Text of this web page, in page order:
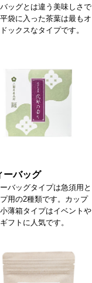
ッグとは違う美味しさで
袋に入った茶葉は最もオ
ックスなタイプです。
ーバッグ
バッグタイプは急須用と
用の2種類です。カップ
薄箱タイプはイベントや
フトに人気です。